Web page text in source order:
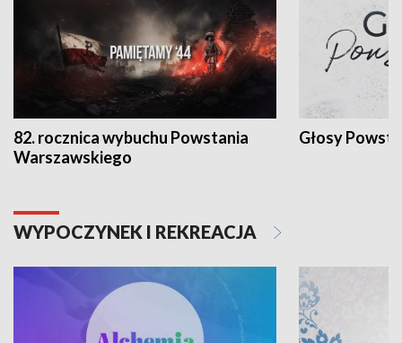
82. rocznica wybuchu Powstania
Warszawskiego
Głosy
WYPOCZYNEK I REKREACJA